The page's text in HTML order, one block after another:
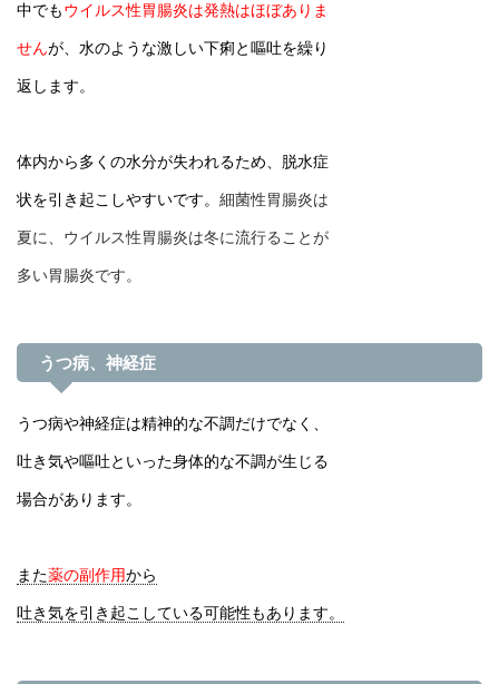
中でもウイルス性胃腸炎は発熱はほぼありま
せんが、水のような激しい下痢と嘔吐を繰り
返します。
体内から多くの水分が失われるため、脱水症
状を引き起こしやすいです。 細菌性胃腸炎は
夏に、ウイルス性胃腸炎は冬に流行ることが
多い胃腸炎です。
うつ病、神経症
うつ病や神経症は精神的な不調だけでなく、
吐き気や嘔吐といった身体的な不調が生じる
場合があります。
また薬の副作用から
吐き気を引き起こしている可能性もあります。